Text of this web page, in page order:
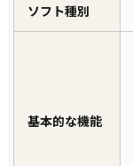
ソフト種別
基本的な機能